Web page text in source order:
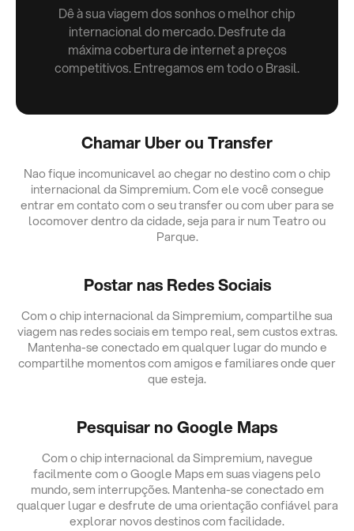
Dê à sua viagem dos sonhos o melhor chip
internacional do mercado. Desfrute da
máxima cobertura de internet a preços
competitivos. Entregamos em todo o Brasil.
Chamar Uber ou Transfer
Nao fique incomunicavel ao chegar no destino com o chip
internacional da Simpremium. Com ele você consegue
entrar em contato com o seu transfer ou com uber para se
locomover dentro da cidade, seja para ir num Teatro ou
Parque.
Postar nas Redes Sociais
Com o chip internacional da Simpremium, compartilhe sua
viagem nas redes sociais em tempo real, sem custos extras.
Mantenha-se conectado em qualquer lugar do mundo e
compartilhe momentos com amigos e familiares onde quer
que esteja.
Pesquisar no Google Maps
Com o chip internacional da Simpremium, navegue
facilmente com o Google Maps em suas viagens pelo
mundo, sem interrupções. Mantenha-se conectado em
qualquer lugar e desfrute de uma orientação confiável para
explorar novos destinos com facilidade.